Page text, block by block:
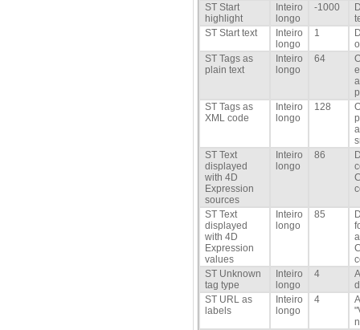
ST Start
highlight
Inteiro
longo
-1000
ST Start text
Inteiro
longo
1
ST Tags as
plain text
Inteiro
longo
64
ST Tags as
XML code
Inteiro
longo
128
ST Text
displayed
with 4D
Expression
sources
Inteiro
longo
86
ST Text
displayed
with 4D
Expression
values
Inteiro
longo
85
ST Unknown
tag type
Inteiro
longo
4
ST URL as
labels
Inteiro
longo
4